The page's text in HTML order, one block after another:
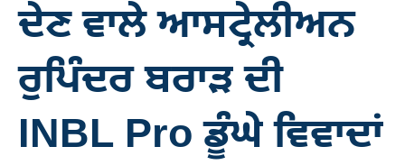
ਦੇਣ ਵਾਲੇ ਆਸਟ੍ਰੇਲੀਅਨ
ਰੁਪਿੰਦਰ ਬਰਾੜ ਦੀ
INBL Pro ਡੂੰਘੇ ਵਿਵਾਦਾਂ